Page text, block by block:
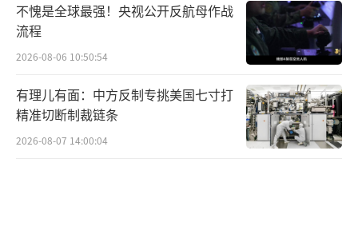
不愧是全球最强！央视公开反航母作战
流程
2026-08-06 10:50:54
有理儿有面：中方反制专挑美国七寸打
精准切断制裁链条
2026-08-07 14:00:04